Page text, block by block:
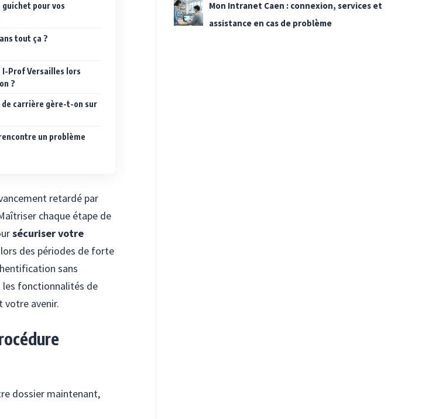
guichet pour vos
tout ça ?
I-Prof Versailles lors
?
de carrière gère-t-on sur
un problème
retardé par
chaque étape de
sécuriser votre
des périodes de forte
sans
les fonctionnalités de
votre avenir.
dossier maintenant,
Mon Intranet Caen : connexion, services et
assistance en cas de problème